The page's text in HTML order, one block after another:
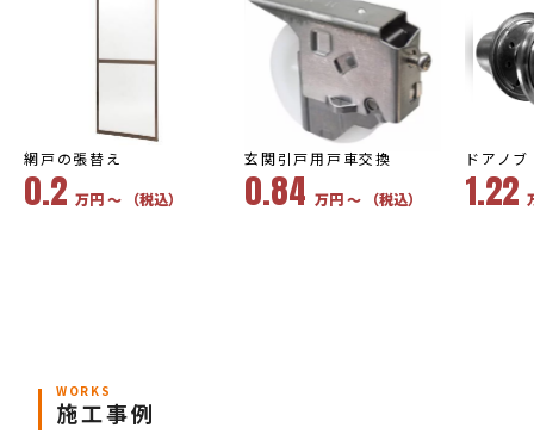
網戸の張替え
0.2 万円 〜 （税込）
玄関引戸用戸車交換
0.84 万円 〜 （税込）
ドアノ
1.22
WORKS
施工事例